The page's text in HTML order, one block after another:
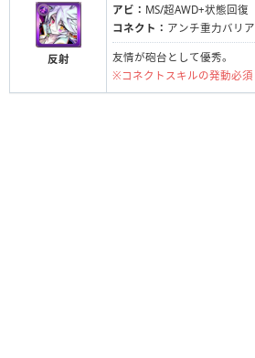
反射
アビ： MS/超AWD+状態回復
コネクト： アンチ重力バリア
友情が砲台として優秀。
※コネクトスキルの発動必須